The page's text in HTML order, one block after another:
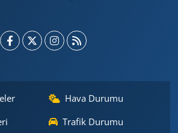
Hava Durumu
Trafik Durumu